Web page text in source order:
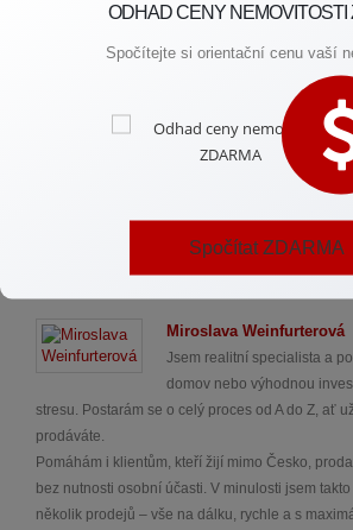
ve vyhovující lokalitě, starší dům by mohl být
pro vás. Doporučuji vám věnovat dostatek
prověřování potenciální nemovitosti – váš
zaslouží! Pokud máte otázky nebo
koupi starší nemovitosti, neváhejte mě
Autor
Miroslava Weinfurterová
Jsem realitní specialista a
domov nebo výhodnou
stresu. Postarám se o celý proces od A do Z, ať
prodáváte.
Pomáhám i klientům, kteří žijí mimo Česko,
bez nutnosti osobní účasti. V minulosti jsem
několik prodejů – vše na dálku, rychle a s
ODHAD CENY NEMOVITOSTI
Spočítejte si orientační cenu vaší
Spočítat ZDARMA